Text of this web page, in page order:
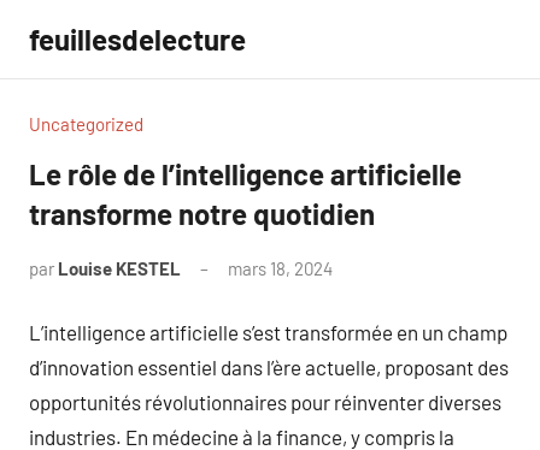
contenu
feuillesdelecture
Uncategorized
Le rôle de l’intelligence artificielle
transforme notre quotidien
par Louise KESTEL mars 18, 2024
L’intelligence artificielle s’est transformée en un champ
d’innovation essentiel dans l’ère actuelle, proposant des
opportunités révolutionnaires pour réinventer diverses
industries. En médecine à la finance, y compris la